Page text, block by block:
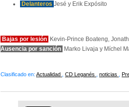
Delanteros Jesé y Erik Expósito
Bajas por lesión Kevin-Prince Boateng,
Ausencia por sanción Marko Livaja y Míchel
Clasificado en: Actualidad CD Leganés noticias